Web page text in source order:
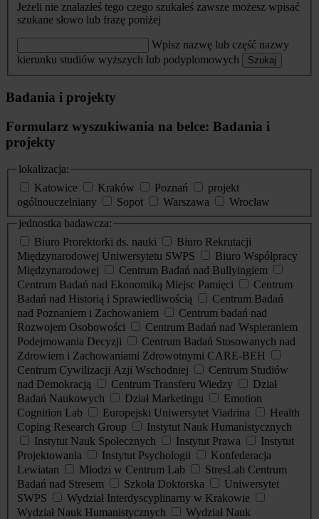
Jeżeli nie znalazłeś tego czego szukałeś zawsze możesz wpisać
szukane słowo lub frazę poniżej
Wpisz nazwę lub część nazwy
kierunku studiów wyższych lub podyplomowych
Szukaj
Badania i projekty
Formularz wyszukiwania na belce: Badania i
projekty
lokalizacja:
Katowice
Kraków Poznań
projekt
ogólnouczelniany
Sopot Warszawa
Wrocław
jednostka badawcza:
Biuro Prorektorki ds. nauki
Biuro Rekrutacji
Międzynarodowej Uniwersytetu SWPS
Biuro Współpracy
Międzynarodowej
Centrum Badań nad Bullyingiem
Centrum Badań nad Ekonomiką Miejsc Pamięci
Centrum
Badań nad Historią i Sprawiedliwością
Centrum Badań
nad Poznaniem i Zachowaniem
Centrum badań nad
Rozwojem Osobowości
Centrum Badań nad Wspieraniem
Podejmowania Decyzji
Centrum Badań Stosowanych nad
Zdrowiem i Zachowaniami Zdrowotnymi CARE-BEH
Centrum Cywilizacji Azji Wschodniej
Centrum Studiów
nad Demokracją
Centrum Transferu Wiedzy
Dział
Badań Naukowych
Dział Marketingu
Emotion
Cognition Lab
Europejski Uniwersytet Viadrina
Health
Coping Research Group
Instytut Nauk Humanistycznych
Instytut Nauk Społecznych
Instytut Prawa
Instytut
Projektowania
Instytut Psychologii
Konfederacja
Lewiatan
Młodzi w Centrum Lab
StresLab Centrum
Badań nad Stresem
Szkoła Doktorska
Uniwersytet
SWPS
Wydział Interdyscyplinarny w Krakowie
Wydział Nauk Humanistycznych
Wydział Nauk